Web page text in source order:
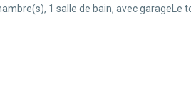
1 salle de bain, avec garageLe